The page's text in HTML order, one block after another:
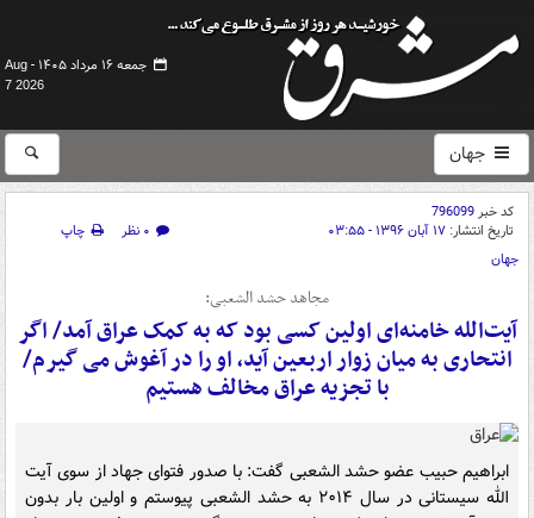
جمعه ۱۶ مرداد ۱۴۰۵ -
Aug
7 2026
جهان
کد خبر796099
تاریخ انتشار: ۱۷ آبان ۱۳۹۶ - ۰۳:۵۵ ۰ نظر
چاپ
جهان
مجاهد حشد الشعبی:
آیت‌الله خامنه‌ای اولین کسی بود که به کمک عراق آمد/ اگر
انتحاری به میان زوار اربعین آید، او را در آغوش می گیرم/
با تجزیه عراق مخالف هستیم
ابراهیم حبیب عضو حشد الشعبی گفت: با صدور فتوای جهاد از سوی آیت
الله سیستانی در سال ۲۰۱۴ به حشد الشعبی پیوستم و اولین بار بدون